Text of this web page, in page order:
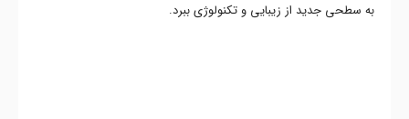
به سطحی جدید از زیبایی و تکنولوژی ببرد.